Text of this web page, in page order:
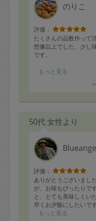
のりこ
評価：
たくさんの品数作って
想像以上でした。少し
です。
また機会がありました
もっと見る
50代 女性より
評価：
ありがとうございまし
が、お味もぴったりで
と、とても美味しくい
早くお夕飯にしたいです
もっと見る